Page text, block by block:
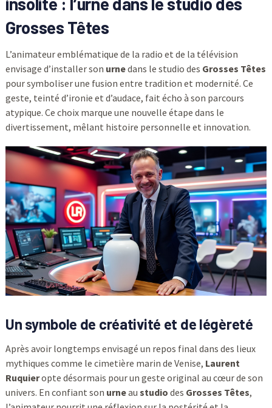
Grosses Têtes
L’animateur emblématique de la radio et de la télévision
envisage d’installer son urnedans le studio des Grosses Têtes
pour symboliser une fusion entre tradition et modernité. Ce
geste, teinté d’ironie et d’audace, fait écho à son parcours
atypique. Ce choix marque une nouvelle étape dans le
divertissement, mêlant histoire personnelle et innovation.
Un symbole de créativité et de légèreté
Après avoir longtemps envisagé un repos final dans des lieux
mythiques comme le cimetière marin de Venise, Laurent
Ruquieropte désormais pour un geste original au cœur de son
univers. En confiant son urneau studio des Grosses Têtes,